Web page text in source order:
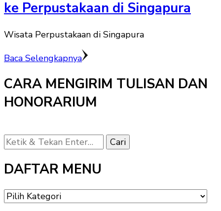
ke Perpustakaan di Singapura
Wisata Perpustakaan di Singapura
Baca Selengkapnya
CARA MENGIRIM TULISAN DAN
HONORARIUM
Mencari
Sesuatu?
DAFTAR MENU
DAFTAR
MENU